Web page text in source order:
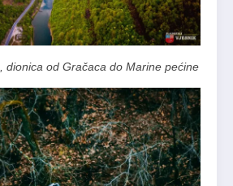
dionica od Gračaca do Marine pećine